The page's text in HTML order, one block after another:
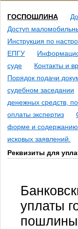
ГОСПОШЛИНА
Доступ
Инструкция по
ЕПГУ
суде
Контакты и
Порядок подачи
судебном заседании
денежных средств,
оплаты экспертиз
форме и содержанию
исковых заявлений.
Реквизиты для
уплаты